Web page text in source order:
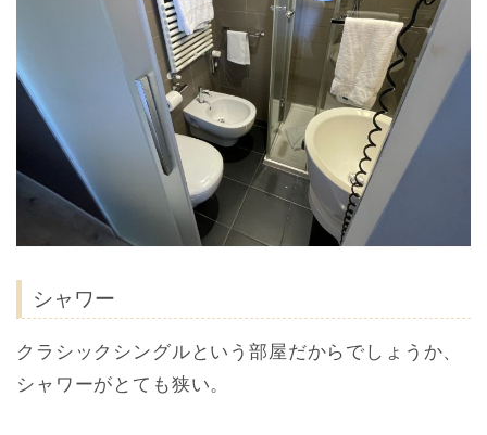
シャワー
クラシックシングルという部屋だからでしょうか、
シャワーがとても狭い。